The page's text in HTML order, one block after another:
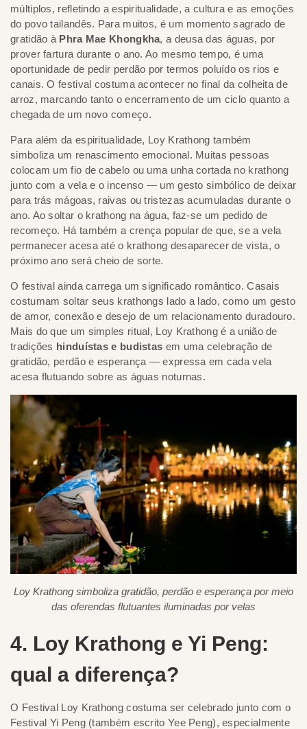
múltiplos, refletindo a espiritualidade, a cultura e as emoções
do povo tailandês. Para muitos, é um momento sagrado de
gratidão à Phra Mae Khongkha, a deusa das águas, por
prover fartura durante o ano. Ao mesmo tempo, é uma
oportunidade de pedir perdão por termos poluído os rios e
canais. O festival costuma acontecer no final da colheita de
arroz, marcando tanto o encerramento de um ciclo quanto a
chegada de um novo começo.
Para além da espiritualidade, Loy Krathong também
simboliza um renascimento emocional. Muitas pessoas
colocam um fio de cabelo ou uma unha cortada no krathong
junto com a vela e o incenso — um gesto simbólico de deixar
para trás mágoas, raivas ou tristezas acumuladas durante o
ano. Ao soltar o krathong na água, faz-se um pedido de
recomeço. Há também a crença popular de que, se a vela
permanecer acesa até o krathong desaparecer de vista, o
próximo ano será cheio de sorte.
O festival ainda carrega um significado romântico. Casais
costumam soltar seus krathongs lado a lado, como um gesto
de amor, conexão e desejo de um relacionamento duradouro.
Mais do que um simples ritual, Loy Krathong é a união de
tradições hinduístas e budistas em uma celebração de
gratidão, perdão e esperança — expressa em cada vela
acesa flutuando sobre as águas noturnas.
Loy Krathong simboliza gratidão, perdão e esperança por meio
das oferendas flutuantes iluminadas por velas
4. Loy Krathong e Yi Peng:
qual a diferença?
O Festival Loy Krathong costuma ser celebrado junto com o
Festival Yi Peng (também escrito Yee Peng), especialmente